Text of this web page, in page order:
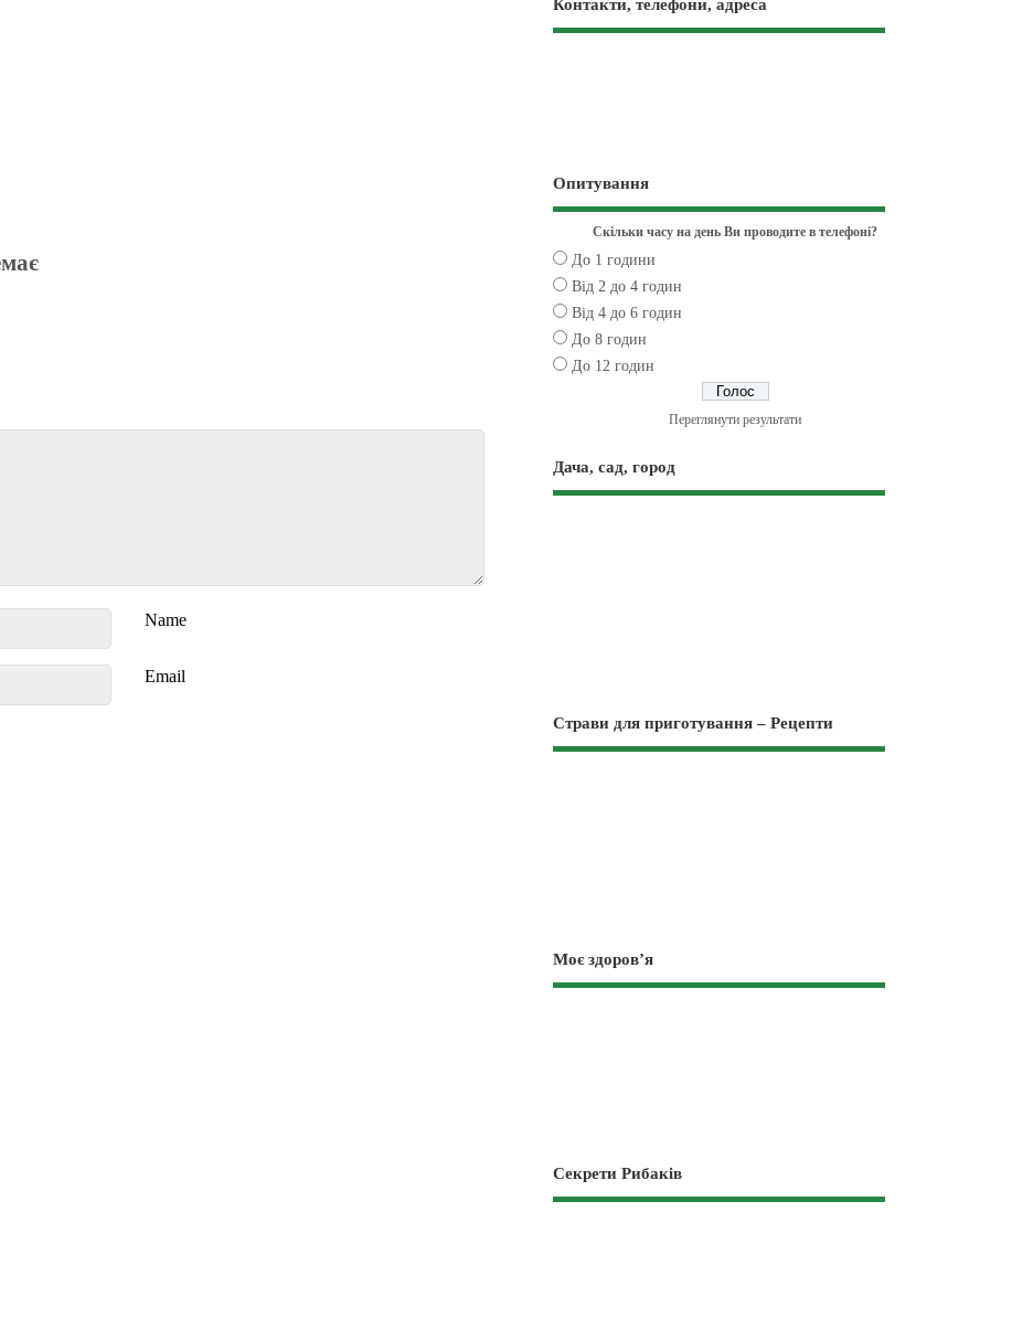
Name
Email
Контакти, телефони, адреса
Опитування
Скільки часу на день Ви проводите в телефоні?
До 1 години
Від 2 до 4 годин
Від 4 до 6 годин
До 8 годин
До 12 годин
Переглянути результати
Дача, сад, город
Страви для приготування – Рецепти
Моє здоров’я
Секрети Рибаків